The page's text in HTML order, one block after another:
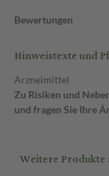
Bewertungen
Hinweistexte und
Arzneimittel
Zu Risiken und
und fragen Sie Ihre
Weitere Produkte